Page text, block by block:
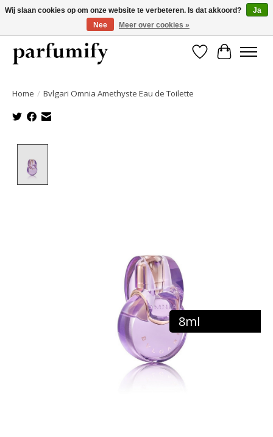
750+ Geuren | Gratis verzending | Maandelijks opzegbaar
Verlanglijst
Home / Bvlgari Omnia Amethyste Eau de Toilette
8ml
Wij slaan cookies op om onze website te verbeteren. Is dat akkoord?
Ja
Nee
Meer over cookies »